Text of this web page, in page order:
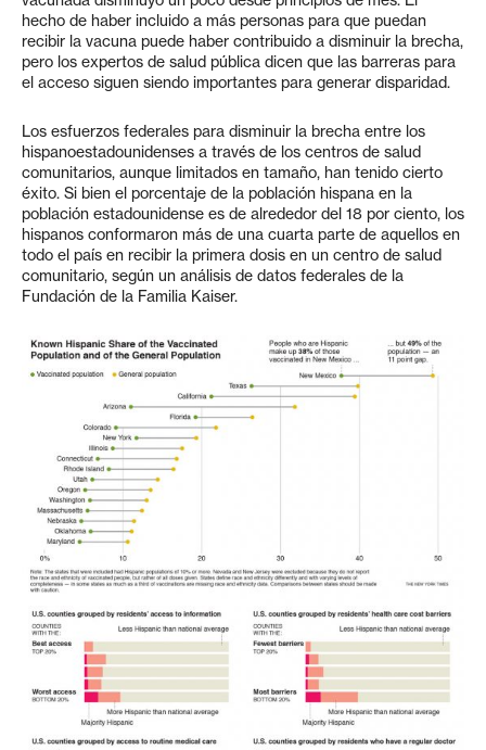
hecho de haber incluido a más personas para que puedan
recibir la vacuna puede haber contribuido a disminuir la brecha,
pero los expertos de salud pública dicen que las barreras para
el acceso siguen siendo importantes para generar disparidad.
Los esfuerzos federales para disminuir la brecha entre los
hispanoestadounidenses a través de los centros de salud
comunitarios, aunque limitados en tamaño, han tenido cierto
éxito. Si bien el porcentaje de la población hispana en la
población estadounidense es de alrededor del 18 por ciento, los
hispanos conformaron más de una cuarta parte de aquellos en
todo el país en recibir la primera dosis en un centro de salud
comunitario, según un análisis de datos federales de la
Fundación de la Familia Kaiser.